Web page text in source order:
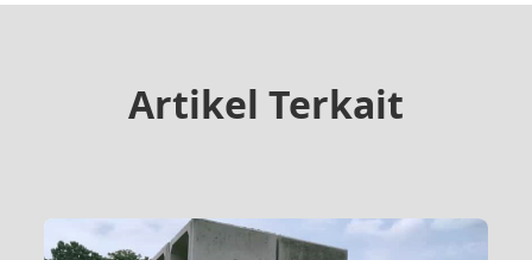
Artikel Terkait